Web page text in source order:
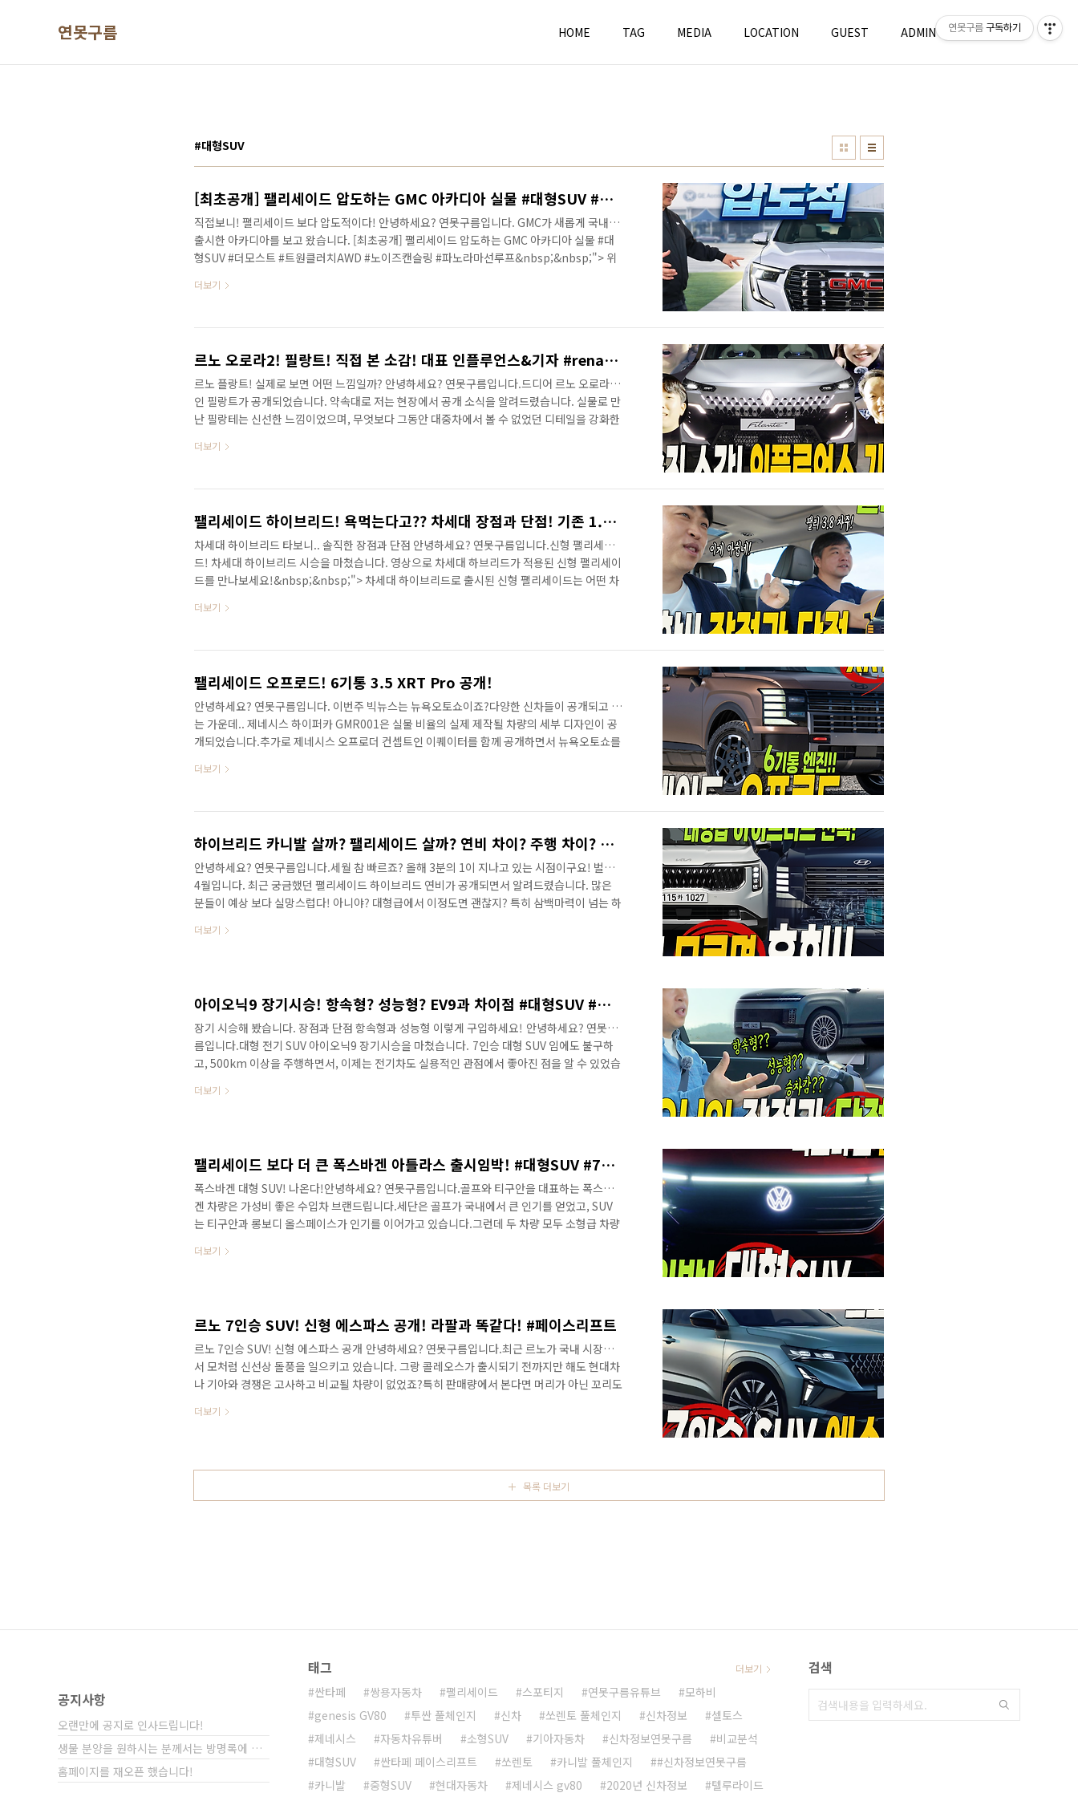
연못구름 HOME TAG MEDIA LOCATION GUEST ADMIN WRITE
#대형SUV
[최초공개] 팰리세이드 압도하는 GMC 아카디아 실물 #대형SUV #더모스트 #트원클러치AWD #노이즈캔슬링 #파노라마선루프
직접보니! 팰리세이드 보다 압도적이다! 안녕하세요? 연못구름입니다. GMC가 새롭게 국내에
출시한 아카디아를 보고 왔습니다. [최초공개] 팰리세이드 압도하는 GMC 아카디아 실물 #대
형SUV #더모스트 #트원클러치AWD #노이즈캔슬링 #파노라마선루프&nbsp;&nbsp;"> 위
니다. 트래버스 보다 확실히 고급스럽습니다!트래버스와 플랫폼을 공유하기 때문에 트래버스
고급스럽습니다. 압도적인 크기의 15인치 인포테인먼트를 포함한.. 실내 공간은.. [최초공개]
더보기
르노 오로라2! 필랑트! 직접 본 소감! 대표 인플루언스&기자 #renault #콜레오스 #BPD #차플레이 #강병휘 #모터리언 #차봤서영 #나윤석 #울트라TV #하이브리드
르노 플랑트! 실제로 보면 어떤 느낌일까? 안녕하세요? 연못구름입니다.드디어 르노 오로라2
인 필랑트가 공개되었습니다. 약속대로 저는 현장에서 공개 소식을 알려드렸습니다. 실물로 만
난 필랑테는 신선한 느낌이었으며, 무엇보다 그동안 대중차에서 볼 수 없었던 디테일을 강화한
자 &nbsp;&nbsp;"> 대중차에서 볼 수 없었던 디테일! 이렇게 과감한 디자인은 그동안 대중
었는데.. 확실히 고급스러운 모습이었습니다. 대표 인플루언스와 전문 기자의 솔직한 소감은?
더보기
팰리세이드 하이브리드! 욕먹는다고?? 차세대 장점과 단점! 기존 1.6 과 이렇게 다릅니다. #palisade #대형SUV #더모스트 #직병렬하이브리드
차세대 하이브리드 타보니.. 솔직한 장점과 단점 안녕하세요? 연못구름입니다.신형 팰리세이
드! 차세대 하이브리드 시승을 마쳤습니다. 영상으로 차세대 하브리드가 적용된 신형 팰리세이
드를 만나보세요!&nbsp;&nbsp;"> 차세대 하이브리드로 출시된 신형 팰리세이드는 어떤 차
로운 하이브리드 하체도 꼼꼼하게 체크헤 봤습니다. 영상으로 신형 팰리세이드 하이브리드 하
빠르게 보고 싶다면 채널에 구독과 알림설정 잊지마세요! 감사합니다. ✔ 2% 캐시백 신차구입
더보기
팰리세이드 오프로드! 6기통 3.5 XRT Pro 공개!
안녕하세요? 연못구름입니다. 이번주 빅뉴스는 뉴욕오토쇼이죠?다양한 신차들이 공개되고 있
는 가운데.. 제네시스 하이퍼카 GMR001은 실물 비율의 실제 제작될 차량의 세부 디자인이 공
개되었습니다.추가로 제네시스 오프로더 컨셉트인 이퀘이터를 함께 공개하면서 뉴욕오토쇼를
팰리세이드오프로더 버전인 #XRT Pro를 공개했습니다. 영상으로 팰리세이드 오프로드
장에 판매가 되는 오프로드 트림이죠? 오프로드만의 감성을 추가한 트림이 XRT 인데요. XRT
더보기
하이브리드 카니발 살까? 팰리세이드 살까? 연비 차이? 주행 차이? 결정적인 힘, 4륜? 차이? 알고 선택하세요!
안녕하세요? 연못구름입니다.세월 참 빠르죠? 올해 3분의 1이 지나고 있는 시점이구요! 벌써
4월입니다. 최근 궁금했던 팰리세이드 하이브리드 연비가 공개되면서 알려드렸습니다. 많은
분들이 예상 보다 실망스럽다! 아니야? 대형급에서 이정도면 괜찮지? 특히 삼백마력이 넘는 하
데 그럼 대형급 하이브리드 카니발을 구입해야 할지? 아니면 팰리세이드를 구입해야 할지? 따
더보기
아이오닉9 장기시승! 항속형? 성능형? EV9과 차이점 #대형SUV #전기차 #IONIQ9
장기 시승해 봤습니다. 장점과 단점 항속형과 성능형 이렇게 구입하세요! 안녕하세요? 연못구
름입니다.대형 전기 SUV 아이오닉9 장기시승을 마쳤습니다. 7인승 대형 SUV 임에도 불구하
고, 500km 이상을 주행하면서, 이제는 전기차도 실용적인 관점에서 좋아진 점을 알 수 있었습
에 바쁜 일상속에서 일부러 정비소를 방문하지 않아도 된다는 점이 전기차의 장점입니다. 채
더보기
팰리세이드 보다 더 큰 폭스바겐 아틀라스 출시임박! #대형SUV #7인승SUV
폭스바겐 대형 SUV! 나온다!안녕하세요? 연못구름입니다.골프와 티구안을 대표하는 폭스바
겐 차량은 가성비 좋은 수입차 브랜드립니다.세단은 골프가 국내에서 큰 인기를 얻었고, SUV
는 티구안과 롱보디 올스페이스가 인기를 이어가고 있습니다.그런데 두 차량 모두 소형급 차량
차량이 없었습니다. 예상 가격은 5천만원 후반에서 6천만원 초반대! 공간에 대한 욕심은 채워
더보기
르노 7인승 SUV! 신형 에스파스 공개! 라팔과 똑같다! #페이스리프트
르노 7인승 SUV! 신형 에스파스 공개 안녕하세요? 연못구름입니다.최근 르노가 국내 시장에
서 모처럼 신선상 돌풍을 일으키고 있습니다. 그랑 콜레오스가 출시되기 전까지만 해도 현대차
나 기아와 경쟁은 고사하고 비교될 차량이 없었죠?특히 판매량에서 본다면 머리가 아닌 꼬리도
유지되고 있습니다. 라팔과 똑같은.. 7인승 SUV 신형 에스파스를 영상으로 자세히 만나보세
에는 오로라2 까지 공개하는 것으로 알려졌습니다. 이렇게 ..
더보기
목록 더보기
공지사항
오랜만에 공지로 인사드립니다!
생물 분양을 원하시는 분께서는 방명록에 비밀글⋯
홈페이지를 재오픈 했습니다!
태그
싼타페 쌍용자동차 팰리세이드 스포티지 연못구름유튜브
모하비
genesis GV80
투싼 풀체인지 신차 쏘렌토 풀체인지 신차정보
셀토스
제네시스
자동차유튜버 소형SUV 기아자동차 신차정보연못구름
비교분석
대형SUV
싼타페 페이스리프트 쏘렌토 카니발 풀체인지
#신차정보연못구름
카니발
중형SUV 현대자동차 제네시스 gv80 2020년 신차정보 텔루라이드
더보기 검색
연못구름 구독하기